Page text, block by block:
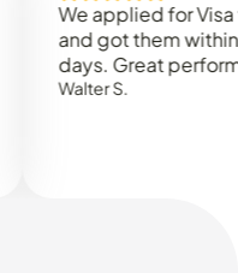
We applied for Visa to
and got them within 3
days. Great performance!
Walter S.